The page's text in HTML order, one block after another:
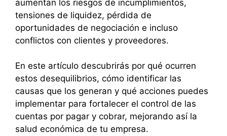
aumentan los riesgos de incumplimientos,
tensiones de liquidez, pérdida de
oportunidades de negociación e incluso
conflictos con clientes y proveedores.
En este artículo descubrirás por qué ocurren
estos desequilibrios, cómo identificar las
causas que los generan y qué acciones puedes
implementar para fortalecer el control de las
cuentas por pagar y cobrar, mejorando así la
salud económica de tu empresa.